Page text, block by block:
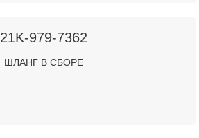
21K-979-7362
ШЛАНГ В СБОРЕ